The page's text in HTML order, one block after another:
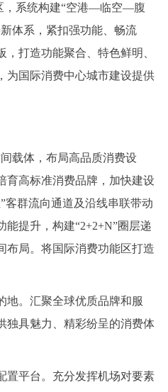
，系统构建“空港—临空—腹
体系，紧扣强功能、畅流
打造功能聚合、特色鲜明、
为国际消费中心城市建设提供
载体，布局高品质消费设
育高标准消费品牌，加快建设
客群流向通道及沿线串联带动
提升，构建“2+2+N”圈层递
布局。将国际消费功能区打造
汇聚全球优质品牌和服
独具魅力、精彩纷呈的消费体
台。充分发挥机场对要素